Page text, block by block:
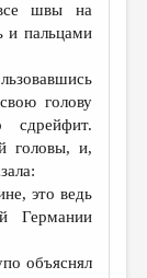
швы на
и пальцами
голову
головы, и,
это ведь
Германии
объяснял